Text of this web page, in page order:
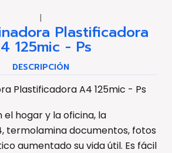
|
Plastificadora
125mic - Ps
DESCRIPCIÓN
Plastificadora A4 125mic - Ps
el hogar y la oficina, la
termolamina documentos, fotos
aumentado su vida útil. Es fácil